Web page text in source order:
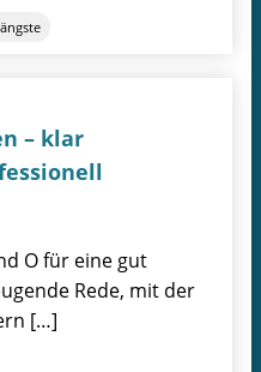
– klar
O für eine gut
Rede, mit der
[…]